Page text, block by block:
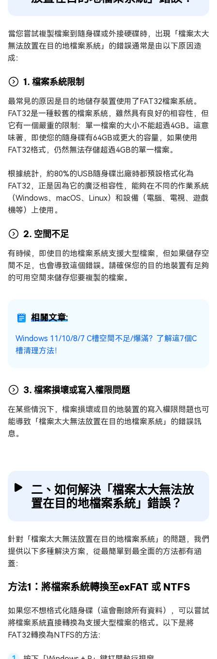
當您嘗試複製檔案到隨身碟或外接硬碟時，出現「檔案太大
無法放置在目的地檔案系統」的錯誤通常是由以下原因造
成：
1. 檔案系統限制
最常見的原因是目的地儲存裝置使用了FAT32檔案系統。
FAT32是一種較舊的檔案系統，雖然具有良好的相容性，但
它有一個嚴重的限制：單一檔案的大小不能超過4GB。這意
味著，即使您的隨身碟有64GB或更大的容量，如果使用
FAT32格式，仍然無法存儲超過4GB的單一檔案。
根據統計，約80%的USB隨身碟出廠時都預設格式化為
FAT32，正是因為它的廣泛相容性，能夠在不同的作業系統
（Windows、macOS、Linux）和設備（電腦、電視、遊戲
機等）上使用。
2. 空間不足
有時候，即使目的地檔案系統支援大型檔案，但如果儲存空
間不足，也會導致這個錯誤。請確保您的目的地裝置有足夠
的可用空間來儲存您要複製的檔案。
相關文章:
Windows 11/10/8/7 C槽空間不足/爆滿？了解這7個C
槽清理方法！
3. 檔案損壞或寫入權限問題
在某些情況下，檔案損壞或目的地裝置的寫入權限問題也可
能導致「檔案太大無法放置在目的地檔案系統」的錯誤訊
息。
二、如何解決「檔案太大無法放
置在目的地檔案系統」錯誤？
針對「檔案太大無法放置在目的地檔案系統」的問題，我們
提供以下多種解決方案，從最簡單到最全面的方法都有涵
蓋：
方法1：將檔案系統轉換至exFAT 或 NTFS
如果您不想格式化隨身碟（這會刪除所有資料），可以嘗試
將檔案系統直接轉換為支援大型檔案的格式。以下是將
FAT32轉換為NTFS的方法：